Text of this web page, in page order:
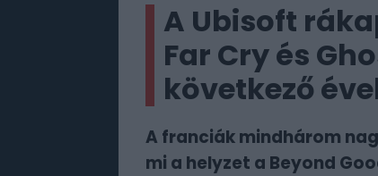
A Ubisoft
Far Cry és
következő
A franciák mindhárom
mi a helyzet a Beyond